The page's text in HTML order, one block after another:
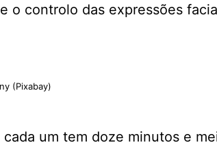
o controlo das expressões
(Pixabay)
um tem doze minutos e